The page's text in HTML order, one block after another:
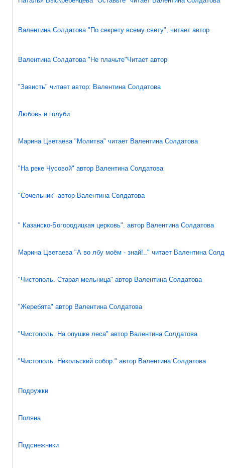
Валентина Солдатова "По секрету всему свету", читает автор
Валентина Солдатова "Не плачьте"Читает автор
"Зависть" читает автор: Валентина Солдатова
Любовь и голуби
Марина Цветаева "Молитва" читает Валентина Солдатова
"На реке Чусовой" автор Валентина Солдатова
"Сочельник" автор Валентина Солдатова
" Казанско-Богородицкая церковь". автор Валентина Солдатова
Марина Цветаева "А во лбу моём - знай!.." читает Валентина
"Чистополь. Старая мельница" автор Валентина Солдатова
"Жеребята" автор Валентина Солдатова
"Чистополь. На опушке леса" автор Валентина Солдатова
"Чистополь. Никольский собор." автор Валентина Солдатова
Подружки
Поляна
Подснежники